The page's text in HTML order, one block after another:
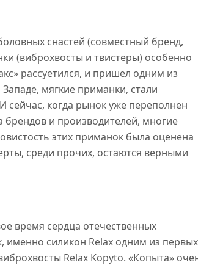
снастей (совместный бренд,
(виброхвосты и твистеры) особенно
рассуетился, и пришел одним из
мягкие приманки, стали
когда рынок уже переполнен
и производителей, многие
этих приманок была оценена
среди прочих, остаются верными
время сердца отечественных
именно силикон Relax одним из первых
Relax Kopyto. «Копыта»